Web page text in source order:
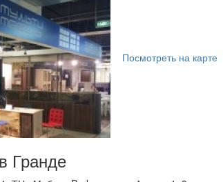
Посмотреть на карте
Гранде